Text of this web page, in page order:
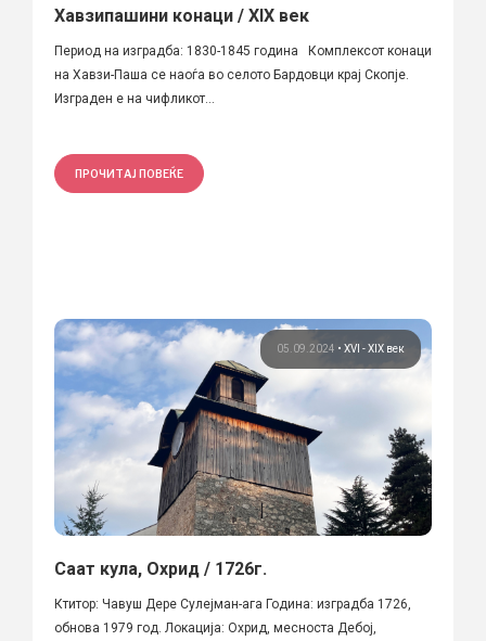
Хавзипашини конаци / XIX век
Период на изградба: 1830-1845 година Комплексот конаци
на Хавзи-Паша се наоѓа во селото Бардовци крај Скопје.
Изграден е на чифликот...
ПРОЧИТАЈ ПОВЕЌЕ
05.09.2024 • XVI - XIX век
Саат кула, Охрид / 1726г.
Ктитор: Чавуш Дере Сулејман-ага Година: изградба 1726,
обнова 1979 год. Локација: Охрид, месноста Дебој,